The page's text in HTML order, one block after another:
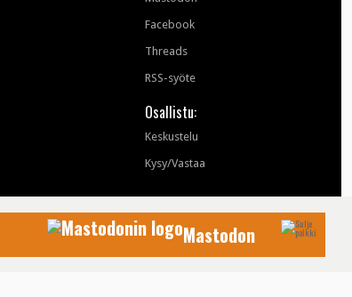
Facebook
Threads
RSS-syöte
Osallistu:
Keskustelu
Kysy/Vastaa
Mastodon